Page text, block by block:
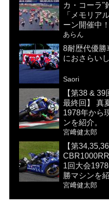
カ・コーラ"
「メモリア
ーン開催中！
あらん
8耐歴代優勝
におさらい
Saori
【第38 &
最終回】 真
1978年から
ンを紹介。
宮﨑健太郎
【第
1回大会
勝マシンを紹
宮﨑健太郎